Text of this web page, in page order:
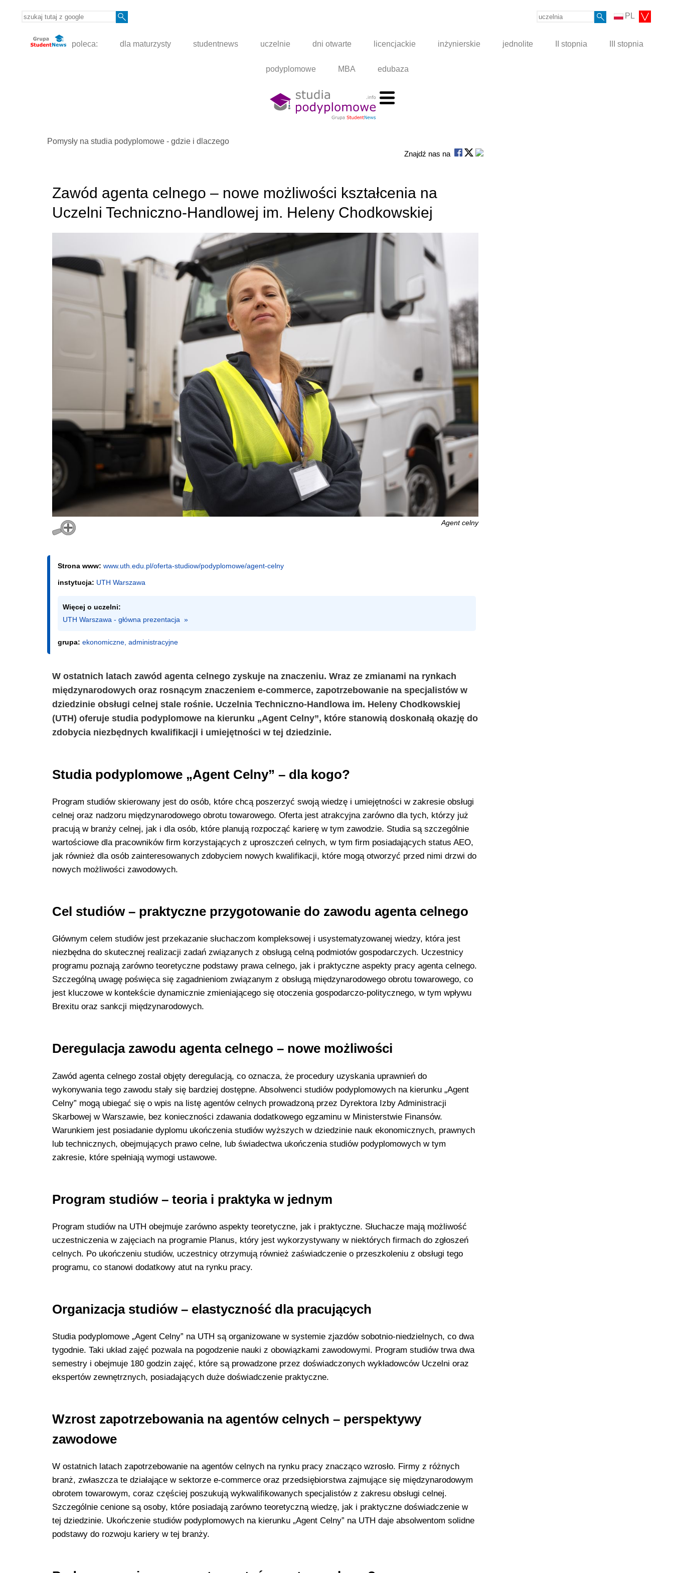
PL
poleca: dla maturzysty studentnews uczelnie dni otwarte licencjackie inżynierskie jednolite II stopnia III stopnia
podyplomowe MBA edubaza
Pomysły na studia podyplomowe - gdzie i dlaczego
Znajdź nas na
Zawód agenta celnego – nowe możliwości kształcenia na
Uczelni Techniczno-Handlowej im. Heleny Chodkowskiej
Agent celny
Strona www: www.uth.edu.pl/oferta-studiow/podyplomowe/agent-celny
instytucja: UTH Warszawa
Więcej o uczelni:
UTH Warszawa - główna prezentacja  »
grupa: ekonomiczne, administracyjne
W ostatnich latach zawód agenta celnego zyskuje na znaczeniu. Wraz ze zmianami na rynkach
międzynarodowych oraz rosnącym znaczeniem e-commerce, zapotrzebowanie na specjalistów w
dziedzinie obsługi celnej stale rośnie. Uczelnia Techniczno-Handlowa im. Heleny Chodkowskiej
(UTH) oferuje studia podyplomowe na kierunku „Agent Celny”, które stanowią doskonałą okazję do
zdobycia niezbędnych kwalifikacji i umiejętności w tej dziedzinie.
Studia podyplomowe „Agent Celny” – dla kogo?
Program studiów skierowany jest do osób, które chcą poszerzyć swoją wiedzę i umiejętności w zakresie obsługi
celnej oraz nadzoru międzynarodowego obrotu towarowego. Oferta jest atrakcyjna zarówno dla tych, którzy już
pracują w branży celnej, jak i dla osób, które planują rozpocząć karierę w tym zawodzie. Studia są szczególnie
wartościowe dla pracowników firm korzystających z uproszczeń celnych, w tym firm posiadających status AEO,
jak również dla osób zainteresowanych zdobyciem nowych kwalifikacji, które mogą otworzyć przed nimi drzwi do
nowych możliwości zawodowych.
Cel studiów – praktyczne przygotowanie do zawodu agenta celnego
Głównym celem studiów jest przekazanie słuchaczom kompleksowej i usystematyzowanej wiedzy, która jest
niezbędna do skutecznej realizacji zadań związanych z obsługą celną podmiotów gospodarczych. Uczestnicy
programu poznają zarówno teoretyczne podstawy prawa celnego, jak i praktyczne aspekty pracy agenta celnego.
Szczególną uwagę poświęca się zagadnieniom związanym z obsługą międzynarodowego obrotu towarowego, co
jest kluczowe w kontekście dynamicznie zmieniającego się otoczenia gospodarczo-politycznego, w tym wpływu
Brexitu oraz sankcji międzynarodowych.
Deregulacja zawodu agenta celnego – nowe możliwości
Zawód agenta celnego został objęty deregulacją, co oznacza, że procedury uzyskania uprawnień do
wykonywania tego zawodu stały się bardziej dostępne. Absolwenci studiów podyplomowych na kierunku „Agent
Celny” mogą ubiegać się o wpis na listę agentów celnych prowadzoną przez Dyrektora Izby Administracji
Skarbowej w Warszawie, bez konieczności zdawania dodatkowego egzaminu w Ministerstwie Finansów.
Warunkiem jest posiadanie dyplomu ukończenia studiów wyższych w dziedzinie nauk ekonomicznych, prawnych
lub technicznych, obejmujących prawo celne, lub świadectwa ukończenia studiów podyplomowych w tym
zakresie, które spełniają wymogi ustawowe.
Program studiów – teoria i praktyka w jednym
Program studiów na UTH obejmuje zarówno aspekty teoretyczne, jak i praktyczne. Słuchacze mają możliwość
uczestniczenia w zajęciach na programie Planus, który jest wykorzystywany w niektórych firmach do zgłoszeń
celnych. Po ukończeniu studiów, uczestnicy otrzymują również zaświadczenie o przeszkoleniu z obsługi tego
programu, co stanowi dodatkowy atut na rynku pracy.
Organizacja studiów – elastyczność dla pracujących
Studia podyplomowe „Agent Celny” na UTH są organizowane w systemie zjazdów sobotnio-niedzielnych, co dwa
tygodnie. Taki układ zajęć pozwala na pogodzenie nauki z obowiązkami zawodowymi. Program studiów trwa dwa
semestry i obejmuje 180 godzin zajęć, które są prowadzone przez doświadczonych wykładowców Uczelni oraz
ekspertów zewnętrznych, posiadających duże doświadczenie praktyczne.
Wzrost zapotrzebowania na agentów celnych – perspektywy
zawodowe
W ostatnich latach zapotrzebowanie na agentów celnych na rynku pracy znacząco wzrosło. Firmy z różnych
branż, zwłaszcza te działające w sektorze e-commerce oraz przedsiębiorstwa zajmujące się międzynarodowym
obrotem towarowym, coraz częściej poszukują wykwalifikowanych specjalistów z zakresu obsługi celnej.
Szczególnie cenione są osoby, które posiadają zarówno teoretyczną wiedzę, jak i praktyczne doświadczenie w
tej dziedzinie. Ukończenie studiów podyplomowych na kierunku „Agent Celny” na UTH daje absolwentom solidne
podstawy do rozwoju kariery w tej branży.